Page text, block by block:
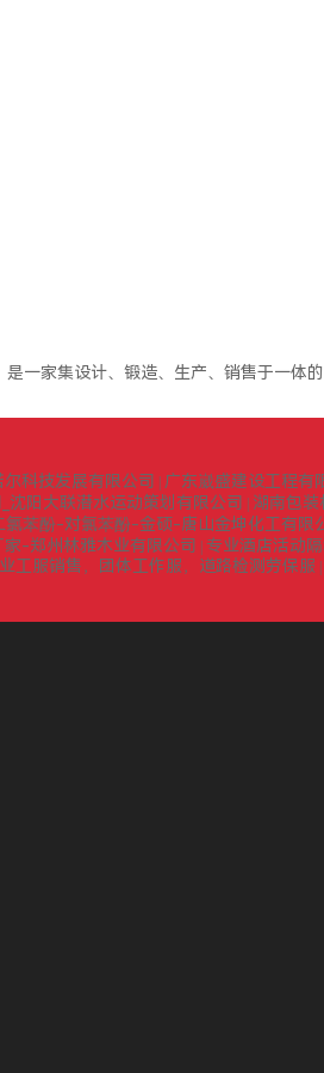
一家集设计、锻造、生产、销售于一体
科技发展有限公司
广东崴盛建设工程有
沈阳大联潜水运动策划有限公司
湖南包
氯苯酚-对氯苯酚-金硕-唐山金坤化工有限
-郑州林雅木业有限公司
专业酒店活动
工服销售，团体工作服，道路检测劳保服